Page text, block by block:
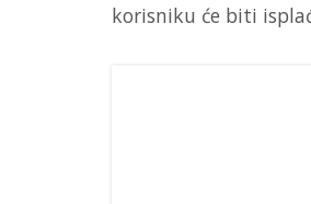
korisniku će biti